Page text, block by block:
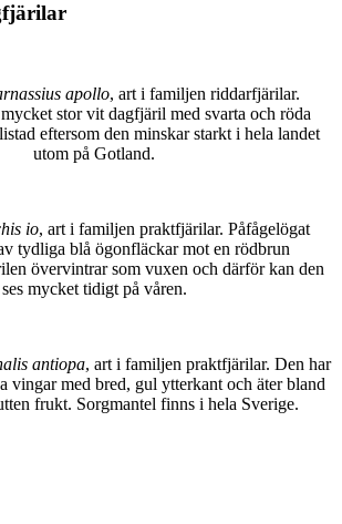
apollo, art i familjen riddarfjärilar.
stor vit dagfjäril med svarta och röda
eftersom den minskar starkt i hela landet
utom på Gotland.
io, art i familjen praktfjärilar. Påfågelögat
tydliga blå ögonfläckar mot en rödbrun
övervintrar som vuxen och därför kan den
ses mycket tidigt på våren.
antiopa, art i familjen praktfjärilar. Den har
vingar med bred, gul ytterkant och äter bland
frukt. Sorgmantel finns i hela Sverige.